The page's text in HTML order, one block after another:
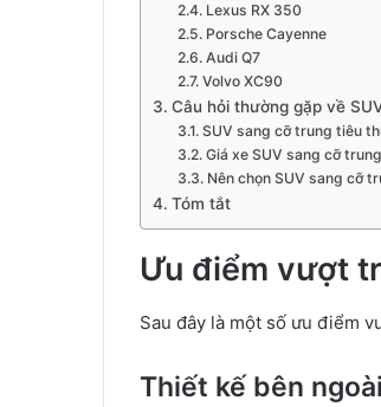
Lexus RX 350
Porsche Cayenne
Audi Q7
Volvo XC90
Câu hỏi thường gặp về
SUV sang cỡ trung tiêu
Giá xe SUV sang cỡ
Nên chọn SUV sang cỡ
Tóm tắt
Ưu điểm vượt
Sau đây là một số ưu điểm
Thiết kế bên